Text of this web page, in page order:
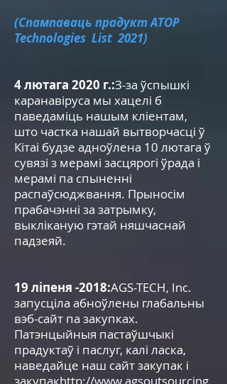
(Спампаваць прадукт ATOP
Technologies List 2021)
4 лютага 2020 г.:З-за ўспышкі
каранавіруса мы хацелі б
паведаміць нашым кліентам,
што частка нашай вытворчасці ў
Кітаі будзе адноўлена 10 лютага ў
сувязі з мерамі засцярогі ўрада і
мерамі па спыненні
распаўсюджвання. Прыносім
прабачэнні за затрымку,
выкліканую гэтай няшчаснай
падзеяй.
19 ліпеня -2018:AGS-TECH, Inc.
запусціла абноўлены глабальны
вэб-сайт па закупках.
Патэнцыйныя пастаўшчыкі
прадуктаў і паслуг, калі ласка,
наведайце наш сайт закупак і